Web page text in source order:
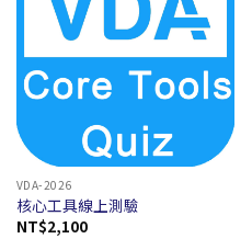
VDA-2026
核心工具線上測驗
NT$2,100